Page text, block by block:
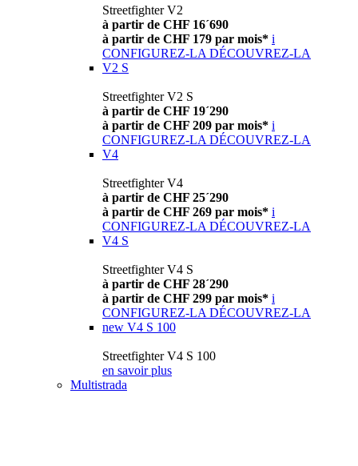
Streetfighter V2
à partir de CHF 16´690
à partir de CHF 179 par mois* i
CONFIGUREZ-LA DÉCOUVREZ-LA
V2 S
Streetfighter V2 S
à partir de CHF 19´290
à partir de CHF 209 par mois* i
CONFIGUREZ-LA DÉCOUVREZ-LA
V4
Streetfighter V4
à partir de CHF 25´290
à partir de CHF 269 par mois* i
CONFIGUREZ-LA DÉCOUVREZ-LA
V4 S
Streetfighter V4 S
à partir de CHF 28´290
à partir de CHF 299 par mois* i
CONFIGUREZ-LA DÉCOUVREZ-LA
new V4 S 100
Streetfighter V4 S 100
en savoir plus
Multistrada